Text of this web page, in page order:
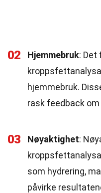
02 Hjemmebruk: Det
hjemmebruk.
rask feedback
03 Nøyaktighet:
som hydrering,
påvirke